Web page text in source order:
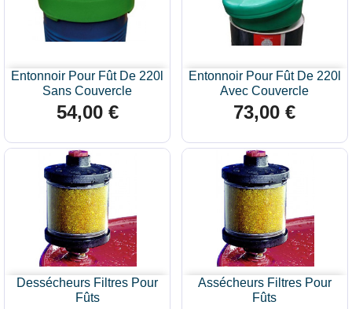
Entonnoir Pour Fût De 220l
Sans Couvercle
Prix
54,00 €
Entonnoir Pour Fût De 220l
Avec Couvercle
Prix
73,00 €
Dessécheurs Filtres Pour
Fûts
Assécheurs Filtres Pour
Fûts